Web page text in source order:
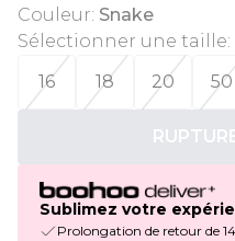
Couleur: Snake
Sélectionner une taille:
16
18 20 50
Sublimez votre
Prolongation de retour de